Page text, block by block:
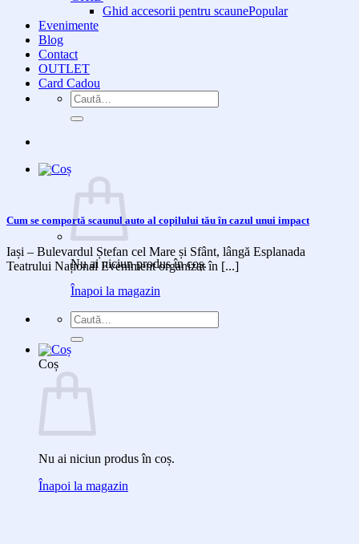
Ghid accesorii pentru scaune
Evenimente
Blog
Contact
OUTLET
Card Cadou
Caută
după:
Nu ai niciun produs în coș.
Înapoi la magazin
Caută
după:
Coș
Nu ai niciun produs în coș.
Înapoi la magazin
Cum se comportă scaunul auto al copilului tău în cazul unui impact
Iași – Bulevardul Ștefan cel Mare și Sfânt, lângă Esplanada
Teatrului Național Eveniment organizat în [...]